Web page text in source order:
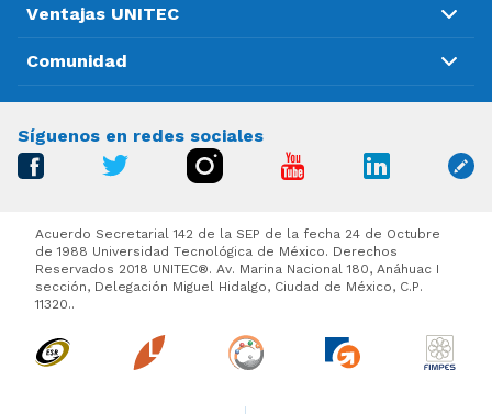
Ventajas UNITEC
Comunidad
Síguenos en redes sociales
Acuerdo Secretarial 142 de la SEP de la fecha 24 de Octubre
de 1988 Universidad Tecnológica de México. Derechos
Reservados 2018 UNITEC®. Av. Marina Nacional 180, Anáhuac I
sección, Delegación Miguel Hidalgo, Ciudad de México, C.P.
11320..